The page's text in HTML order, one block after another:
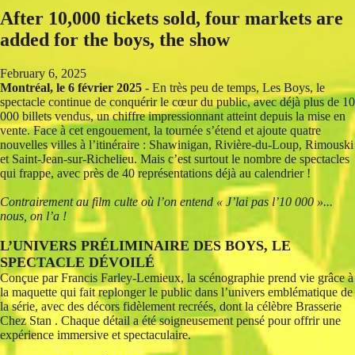
After 10,000 tickets sold, four markets are
added for the boys, the show
February 6, 2025
Montréal, le 6 février 2025 - En très peu de temps, Les Boys, le
spectacle continue de conquérir le cœur du public, avec déjà plus de 10
000 billets vendus, un chiffre impressionnant atteint depuis la mise en
vente. Face à cet engouement, la tournée s’étend et ajoute quatre
nouvelles villes à l’itinéraire : Shawinigan, Rivière-du-Loup, Rimouski
et Saint-Jean-sur-Richelieu. Mais c’est surtout le nombre de spectacles
qui frappe, avec près de 40 représentations déjà au calendrier !
Contrairement au film culte où l’on entend « J’lai pas l’10 000 »...
nous, on l’a !
L’UNIVERS PRÉLIMINAIRE DES BOYS, LE
SPECTACLE DÉVOILÉ
Conçue par Francis Farley-Lemieux, la scénographie prend vie grâce à
la maquette qui fait replonger le public dans l’univers emblématique de
la série, avec des décors fidèlement recréés, dont la célèbre Brasserie
Chez Stan . Chaque détail a été soigneusement pensé pour offrir une
expérience immersive et spectaculaire.